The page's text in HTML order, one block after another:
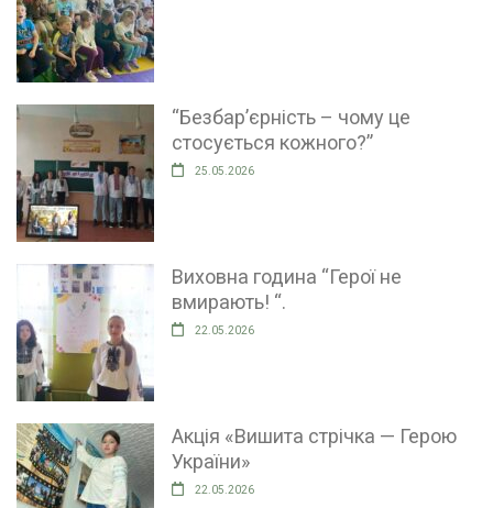
“Безбар’єрність – чому це
стосується кожного?”
25.05.2026
Виховна година “Герої не
вмирають! “.
22.05.2026
Акція «Вишита стрічка — Герою
України»
22.05.2026